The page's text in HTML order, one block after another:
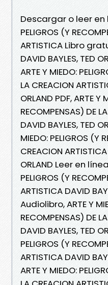
Descargar o leer en
PELIGROS (Y
ARTISTICA Libro
DAVID BAYLES, TED
ARTE Y MIEDO:
LA CREACION
ORLAND PDF, ARTE Y
RECOMPENSAS) DE
DAVID BAYLES, TED
MIEDO: PELIGROS (Y
CREACION
ORLAND Leer en línea
PELIGROS (Y
ARTISTICA DAVID
Audiolibro, ARTE Y
RECOMPENSAS) DE
DAVID BAYLES, TED
PELIGROS (Y
ARTISTICA DAVID
ARTE Y MIEDO: